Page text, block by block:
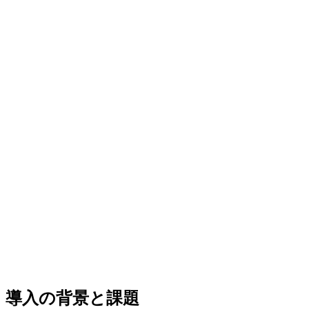
導入の背景と課題